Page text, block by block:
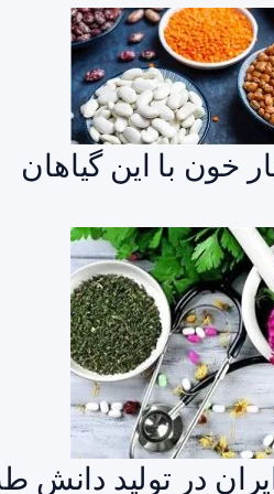
خون با این گیاهان
ایران در تولید